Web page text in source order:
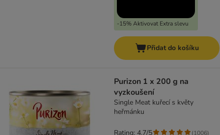
-15% Aktivovat Extra slevu
Přidat do košíku
Purizon 1 x 200 g na
vyzkoušení
Single Meat kuřecí s květy
heřmánku
Rating: 4.7/5 (1006)